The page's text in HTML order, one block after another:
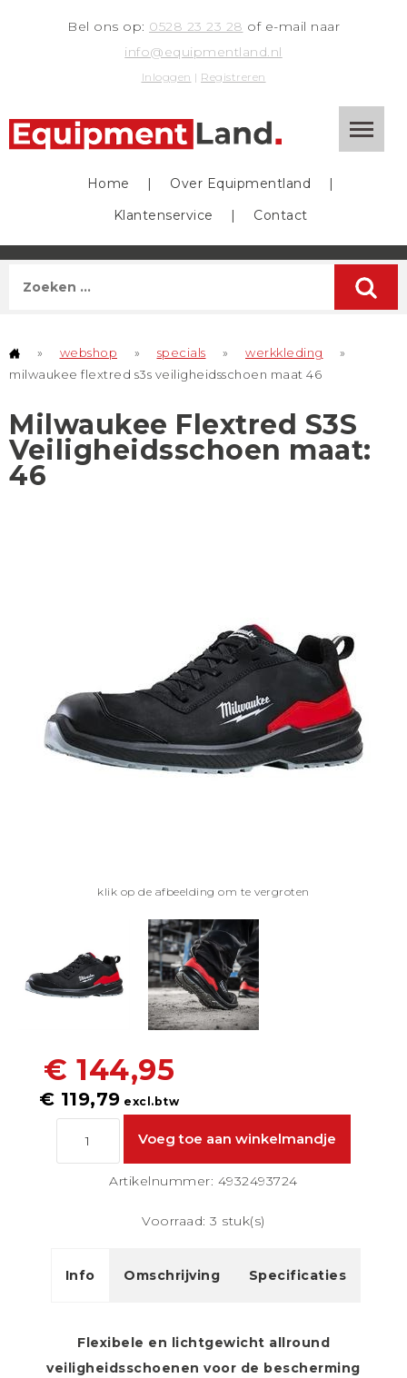
Bel ons op: 0528 23 23 28 of e-mail naar
info@equipmentland.nl
Inloggen | Registreren
Home | Over Equipmentland
|
Klantenservice
| Contact
» webshop » specials » werkkleding
»
milwaukee flextred s3s veiligheidsschoen maat 46
Milwaukee Flextred S3S
Veiligheidsschoen maat:
46
klik op de afbeelding om te vergroten
€ 144,95
€ 119,79 excl.btw
Artikelnummer: 4932493724
Voorraad: 3 stuk(s)
Info Omschrijving Specificaties
Flexibele en lichtgewicht allround
veiligheidsschoenen voor de bescherming